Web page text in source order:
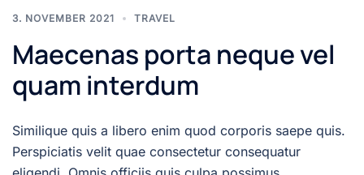
3. NOVEMBER 2021 TRAVEL
Maecenas porta neque vel
quam interdum
Similique quis a libero enim quod corporis saepe quis.
Perspiciatis velit quae consectetur consequatur